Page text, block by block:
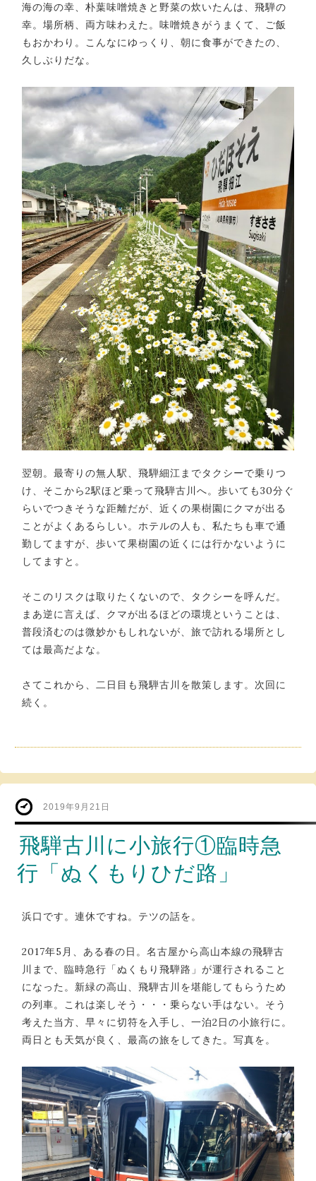
海の海の幸、朴葉味噌焼きと野菜の炊いたんは、飛騨の
幸。場所柄、両方味わえた。味噌焼きがうまくて、ご飯
もおかわり。こんなにゆっくり、朝に食事ができたの、
久しぶりだな。
翌朝。最寄りの無人駅、飛騨細江までタクシーで乗りつ
け、そこから2駅ほど乗って飛騨古川へ。歩いても30分ぐ
らいでつきそうな距離だが、近くの果樹園にクマが出る
ことがよくあるらしい。ホテルの人も、私たちも車で通
勤してますが、歩いて果樹園の近くには行かないように
してますと。
そこのリスクは取りたくないので、タクシーを呼んだ。
まあ逆に言えば、クマが出るほどの環境ということは、
普段済むのは微妙かもしれないが、旅で訪れる場所とし
ては最高だよな。
さてこれから、二日目も飛騨古川を散策します。次回に
続く。
2019年9月21日
飛騨古川に小旅行①臨時急
行「ぬくもりひだ路」
浜口です。連休ですね。テツの話を。
2017年5月、ある春の日。名古屋から高山本線の飛騨古
川まで、臨時急行「ぬくもり飛騨路」が運行されること
になった。新緑の高山、飛騨古川を堪能してもらうため
の列車。これは楽しそう・・・乗らない手はない。そう
考えた当方、早々に切符を入手し、一泊2日の小旅行に。
両日とも天気が良く、最高の旅をしてきた。写真を。